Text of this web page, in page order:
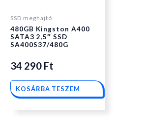
SSD meghajtó
480GB Kingston A400
SATA3 2,5″ SSD
SA400S37/480G
34 290 Ft
KOSÁRBA TESZEM